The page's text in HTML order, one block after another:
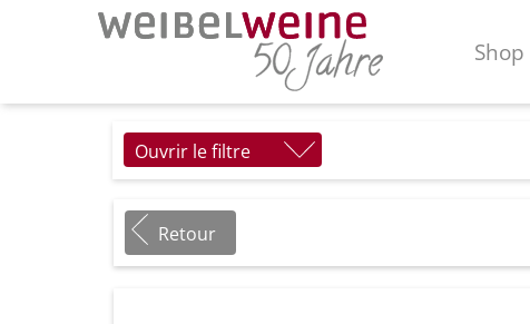
Shop
Ouvrir le filtre
Retour